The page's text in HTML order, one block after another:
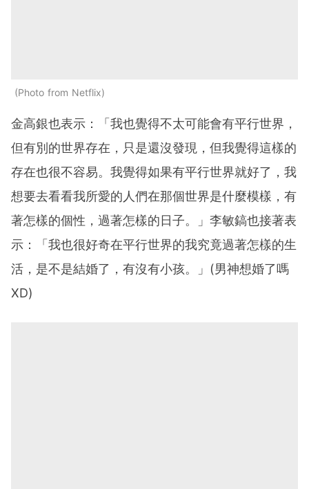
Photo from Netflix
金高銀也表示：「我也覺得不太可能會有平行世界，
但有別的世界存在，只是還沒發現，但我覺得這樣的
存在也很不容易。我覺得如果有平行世界就好了，我
想要去看看我所愛的人們在那個世界是什麼模樣，有
著怎樣的個性，過著怎樣的日子。」李敏鎬也接著表
示：「我也很好奇在平行世界的我究竟過著怎樣的生
活，是不是結婚了，有沒有小孩。」(男神想婚了嗎
XD)